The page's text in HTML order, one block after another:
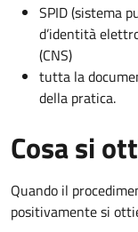
SPID (sistema
d’identità
(CNS)
tutta la
della pratica.
Cosa si
Quando il
positivamente si